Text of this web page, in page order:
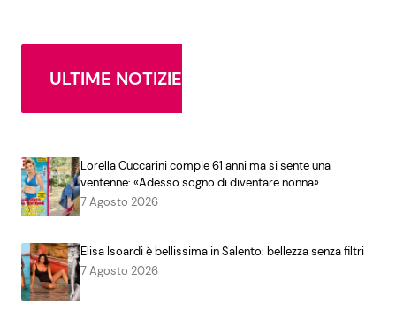
ULTIME NOTIZIE
Lorella Cuccarini compie 61 anni ma si sente una
ventenne: «Adesso sogno di diventare nonna»
7 Agosto 2026
Elisa Isoardi è bellissima in Salento: bellezza senza filtri
7 Agosto 2026